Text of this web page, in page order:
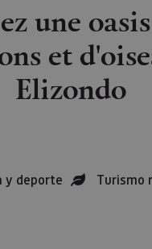
une
et
Elizondo
y deporte Turismo